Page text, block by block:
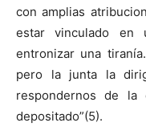
con amplias
estar vinculado en
entronizar una
pero la junta la
respondernos de la
depositado”(5).